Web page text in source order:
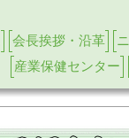
会長挨拶・沿革
産業保健センター